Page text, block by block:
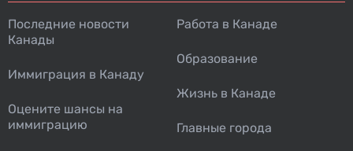
Последние новости
Канады
Иммиграция в Канаду
Оцените шансы на
иммиграцию
Работа в Канаде
Образование
Жизнь в Канаде
Главные города